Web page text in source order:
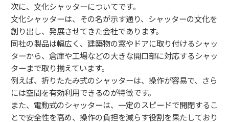
次に、文化シャッターについてです。
文化シャッターは、その名が示す通り、シャッターの文化を
創り出し、発展させてきた会社であります。
同社の製品は幅広く、建築物の窓やドアに取り付けるシャッ
ターから、倉庫や工場などの大きな開口部に対応するシャッ
ターまで取り揃えています。
例えば、折りたたみ式のシャッターは、操作が容易で、さら
には空間を有効利用できるのが特徴です。
また、電動式のシャッターは、一定のスピードで開閉するこ
とで安全性を高め、操作の負担を減らす役割を果たしており